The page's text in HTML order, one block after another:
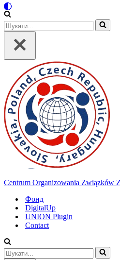
Шукати...
Centrum Organizowania Związków
Фонд
DigitalUp
UNION Plugin
Contact
Шукати...